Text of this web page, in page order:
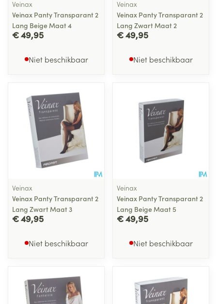
Veinax
Veinax Panty Transparant 2
Lang Beige Maat 4
€ 49,95
Niet beschikbaar
Veinax
Veinax Panty Transparant 2
Lang Zwart Maat 2
€ 49,95
Niet beschikbaar
Veinax
Veinax Panty Transparant 2
Lang Zwart Maat 3
€ 49,95
Niet beschikbaar
Veinax
Veinax Panty Transparant 2
Lang Beige Maat 5
€ 49,95
Niet beschikbaar